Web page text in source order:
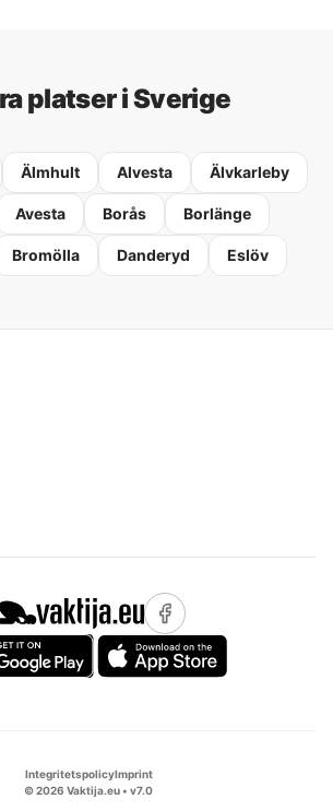
platser i Sverige
Älmhult Alvesta Älvkarleby
Avesta Borås Borlänge
Bromölla Danderyd Eslöv
IntegritetspolicyImprint
©2026 Vaktija.eu • v7.0